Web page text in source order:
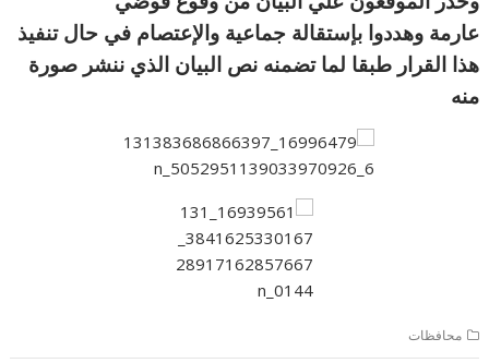
عارمة وهددوا بإستقالة جماعية والإعتصام في حال تنفيذ
هذا القرار طبقا لما تضمنه نص البيان الذي ننشر صورة
منه
محافظات